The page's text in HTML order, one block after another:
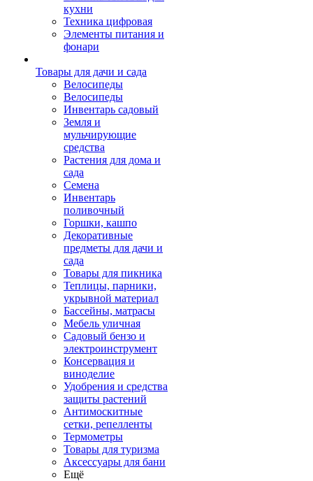
кухни
Техника цифровая
Элементы питания и
фонари
Товары для дачи и сада
Велосипеды
Велосипеды
Инвентарь садовый
Земля и
мульчирующие
средства
Растения для дома и
сада
Семена
Инвентарь
поливочный
Горшки, кашпо
Декоративные
предметы для дачи и
сада
Товары для пикника
Теплицы, парники,
укрывной материал
Бассейны, матрасы
Мебель уличная
Садовый бензо и
электроинструмент
Консервация и
виноделие
Удобрения и средства
защиты растений
Антимоскитные
сетки, репелленты
Термометры
Товары для туризма
Аксессуары для бани
Ещё